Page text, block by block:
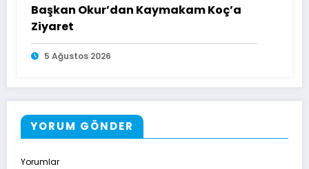
Başkan Okur’dan Kaymakam Koç’a
Ziyaret
5 Ağustos 2026
YORUM GÖNDER
Yorumlar